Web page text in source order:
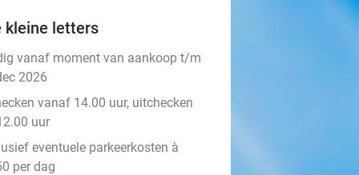
kleine letters
vanaf moment van aankoop t/m
2026
vanaf 14.00 uur, uitchecken
uur
eventuele parkeerkosten à
per dag